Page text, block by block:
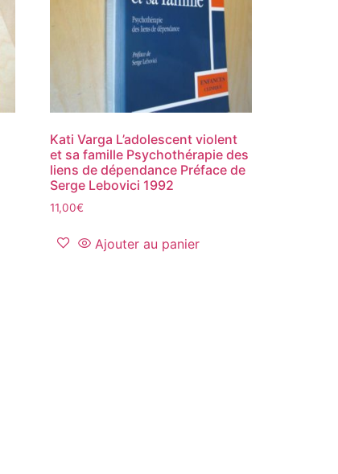
Kati Varga L’adolescent violent
et sa famille Psychothérapie des
liens de dépendance Préface de
Serge Lebovici 1992
11,00€
Ajouter au panier